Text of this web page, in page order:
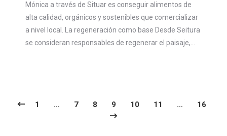
Mónica a través de Situar es conseguir alimentos de
alta calidad, orgánicos y sostenibles que comercializar
a nivel local. La regeneración como base Desde Seitura
se consideran responsables de regenerar el paisaje,…
1 … 7 8 9 10 11 … 16